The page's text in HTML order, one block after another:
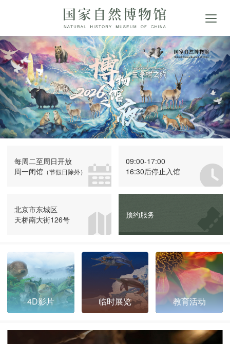
每周二至周日开放
周一闭馆 （节假日除外）
09:00-17:00
16:30后停止入馆
北京市东城区
天桥南大街126号
预约服务
4D影片 临时展览 教育活动